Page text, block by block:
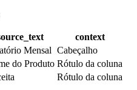
context
Mensal Cabeçalho
do Produto Rótulo da coluna
Rótulo da coluna